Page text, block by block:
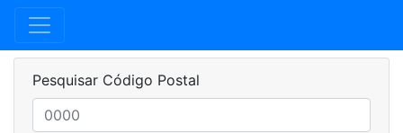
Pesquisar Código Postal